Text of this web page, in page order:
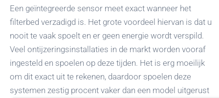
Een geïntegreerde sensor meet exact wanneer het
filterbed verzadigd is. Het grote voordeel hiervan is dat u
nooit te vaak spoelt en er geen energie wordt verspild.
Veel ontijzeringsinstallaties in de markt worden vooraf
ingesteld en spoelen op deze tijden. Het is erg moeilijk
om dit exact uit te rekenen, daardoor spoelen deze
systemen zestig procent vaker dan een model uitgerust